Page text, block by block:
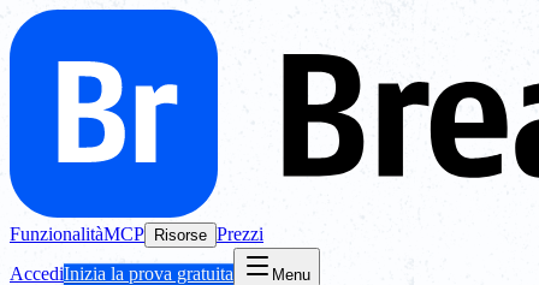
FunzionalitàMCP Risorse Prezzi
AccediInizia la prova gratuita Menu